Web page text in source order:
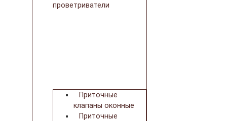
проветриватели
Приточные
клапаны оконные
Приточные